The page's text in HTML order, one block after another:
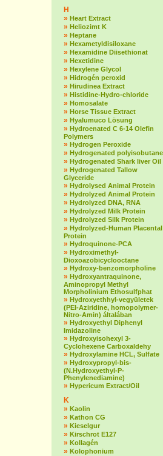
H
» Heart Extract
» Heliozimt K
» Heptane
» Hexametyldisiloxane
» Hexamidine Diisethionat
» Hexetidine
» Hexylene Glycol
» Hidrogén peroxid
» Hirudinea Extract
» Histidine-Hydro-chloride
» Homosalate
» Horse Tissue Extract
» Hyalumuco Lösung
» Hydroenated C 6-14 Olefin
Polymers
» Hydrogen Peroxide
» Hydrogenated polyisobutane
» Hydrogenated Shark liver Oil
» Hydrogenated Tallow
Glyceride
» Hydrolysed Animal Protein
» Hydrolyzed Animal Protein
» Hydrolyzed DNA, RNA
» Hydrolyzed Milk Protein
» Hydrolyzed Silk Protein
» Hydrolyzed-Human Placental
Protein
» Hydroquinone-PCA
» Hydroximethyl-
Dioxoazobicyclooctane
» Hydroxy-benzomorpholine
» Hydroxyantraquinone,
Aminopropyl Methyl
Morpholinium Ethosulfphat
» Hydroxyethhyl-vegyületek
(PEI-Aziridine, homopolymer-
Nitro-Amin) általában
» Hydroxyethyl Diphenyl
Imidazoline
» Hydroxyisohexyl 3-
Cyclohexene Carboxaldehy
» Hydroxylamine HCL, Sulfate
» Hydroxypropyl-bis-
(N.Hydroxyethyl-P-
Phenylenediamine)
» Hypericum Extract/Oil
K
» Kaolin
» Kathon CG
» Kieselgur
» Kirschrot E127
» Kollagén
» Kolophonium